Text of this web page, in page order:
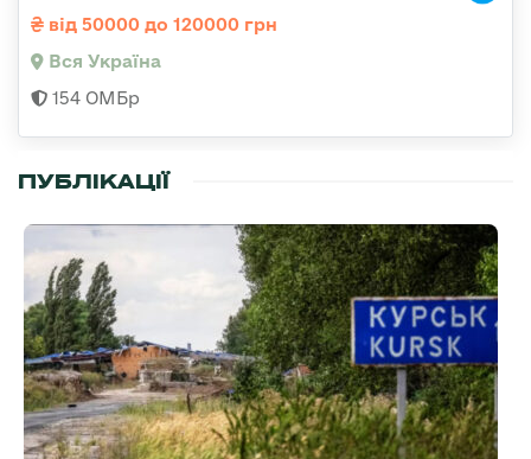
від 50000 до 120000 грн
Вся Україна
154 ОМБр
ПУБЛІКАЦІЇ